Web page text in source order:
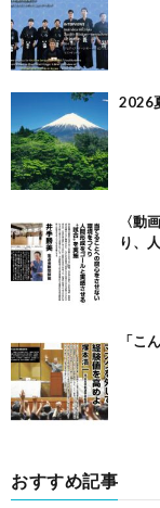
2026
〈動
り、
「こ
おすすめ記事